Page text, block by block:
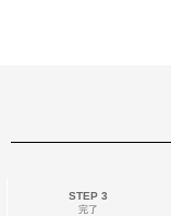
STEP 3
完了